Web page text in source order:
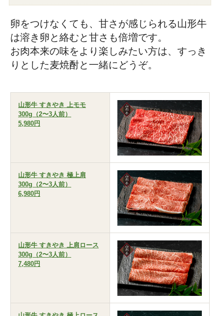
卵をつけなくても、甘さが感じられる山形牛
は溶き卵と絡むと甘さも倍増です。
お肉本来の味をより楽しみたい方は、すっき
りとした麦焼酎と一緒にどうぞ。
山形牛 すきやき 上モモ
300g（2〜3人前）
5,980円
山形牛 すきやき 極上肩
300g（2〜3人前）
6,980円
山形牛 すきやき 上肩ロース
300g（2〜3人前）
7,480円